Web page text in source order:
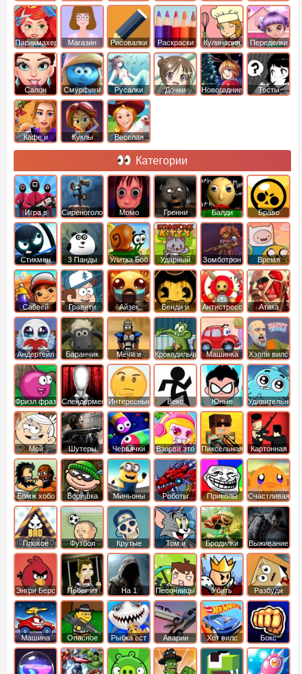
Парикмахер Магазин Рисовалки Раскраски Кулинария Переделки
Салон Смурфики Русалки Дочки Новогодние Тесты
Кафе и
Куклы
Веселая
Категории
Игра в
Кальмара
Сиреноголовый Момо Гренни Балди
Браво
Старс
Стикмен 3 Панды Улитка Боб
Ударный
отряд котят
Зомботрон
Время
Приключений
Сабвей
Серф
Гравити
Фолз
Айзек
Бенди и
Чернильная
машина
Антистресс
Атака
Титанов
Андертейл
Баранчик
Шон
Мечи и
Сандали
Крокодильчик
Свомпи
Машинка
Вилли
Хэппи вилс
Фризл фраз Слендермен Интересные Векс
Юные
титаны
вперед
Удивительный
мир
Гамбола
Мой
шумный
дом
Шутеры Червячки Взорви это
Пиксельная
война
Картонная
башка
Бомж хобо
Воришка
боб
Миньоны
Роботы
динозавры
Приколы
Счастливая
обезьянка
Плохое
мороженое
Футбол
головами
Крутые
Том и
джерри
Бродилки
Приключения
Выживание
Энгри Берс
Побег из
тюрьмы
На 1 Песочницы
Убить
короля
Разбуди
коробку
Машина
ест
машину
Опасное
оружие
Рыбка ест
рыбку
Аварии
машин
Хот вилс Бокс